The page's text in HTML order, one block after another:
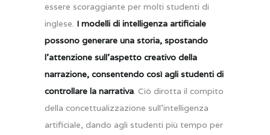
essere scoraggiante per molti studenti di
inglese. I modelli di intelligenza artificiale
possono generare una storia, spostando
l’attenzione sull’aspetto creativo della
narrazione, consentendo così agli studenti di
controllare la narrativa. Ciò dirotta il compito
della concettualizzazione sull’intelligenza
artificiale, dando agli studenti più tempo per